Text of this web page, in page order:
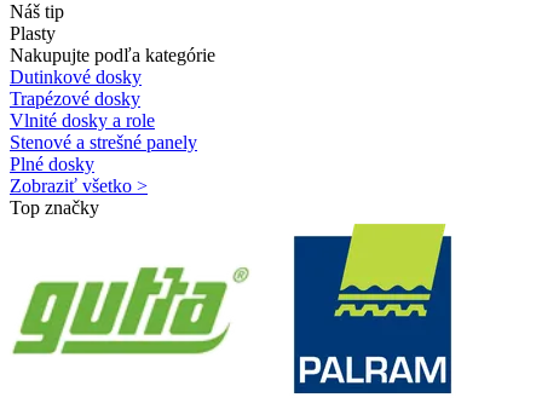
Náš tip
Plasty
Nakupujte podľa kategórie
Dutinkové dosky
Trapézové dosky
Vlnité dosky a role
Stenové a strešné panely
Plné dosky
Zobraziť všetko >
Top značky